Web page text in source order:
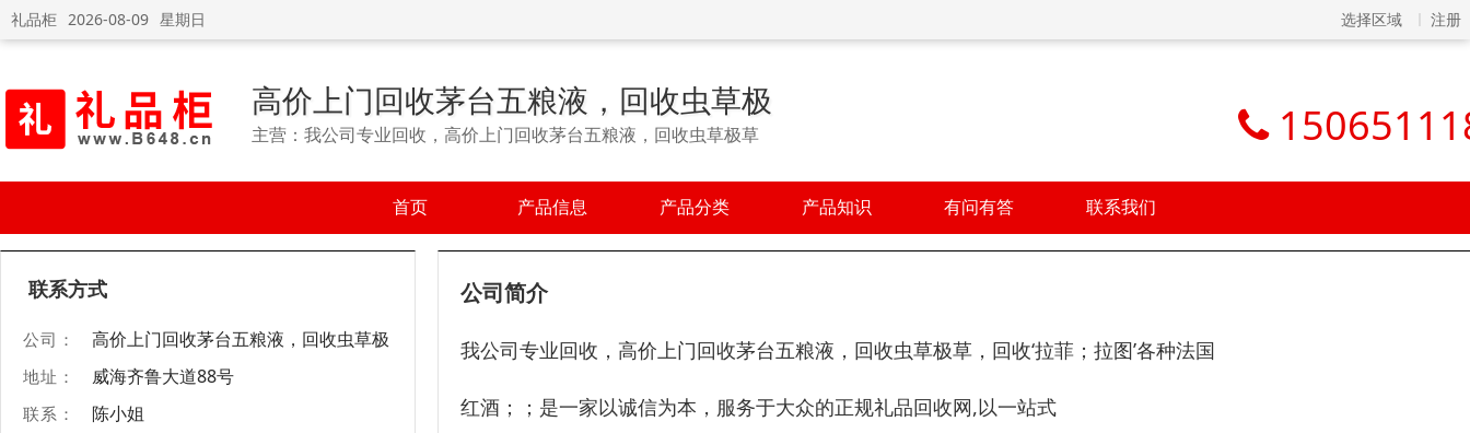
礼品柜 2026-08-09 星期日 选择区域 注册
高价上门回收茅台五粮液，回收虫草极
主营：我公司专业回收，高价上门回收茅台五粮液，回收虫草极草
首页 产品信息 产品分类 产品知识 有问有答 联系我们
联系方式
公司： 高价上门回收茅台五粮液，回收虫草极
地址： 威海齐鲁大道88号
联系： 陈小姐
公司简介
我公司专业回收，高价上门回收茅台五粮液，回收虫草极草，回收‘拉菲；拉图’各种法国
红酒；；是一家以诚信为本，服务于大众的正规礼品回收网,以一站式